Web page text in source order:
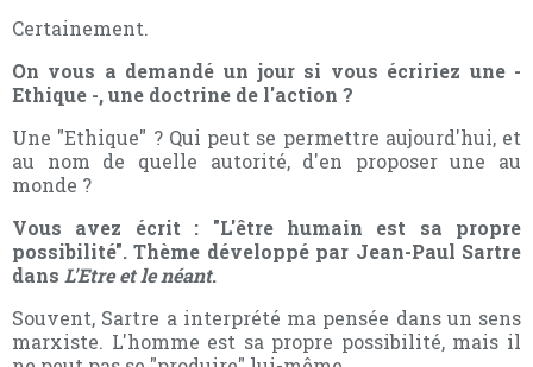
Certainement.
On vous a demandé un jour si vous écririez une -
Ethique -, une doctrine de l'action ?
Une "Ethique" ? Qui peut se permettre aujourd'hui, et
au nom de quelle autorité, d'en proposer une au
monde ?
Vous avez écrit : "L'être humain est sa propre
possibilité". Thème développé par Jean-Paul Sartre
dans L'Etre et le néant.
Souvent, Sartre a interprété ma pensée dans un sens
marxiste. L'homme est sa propre possibilité, mais il